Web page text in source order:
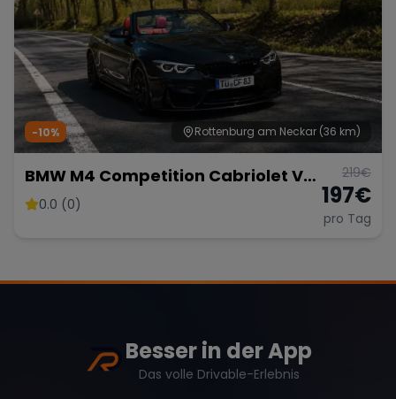
Rottenburg am Neckar (36 km)
-10%
BMW M4 Competition Cabriolet Vor
Opf!!!
0.0 (0)
219€
197€
pro Tag
Besser in der App
Das volle Drivable-Erlebnis